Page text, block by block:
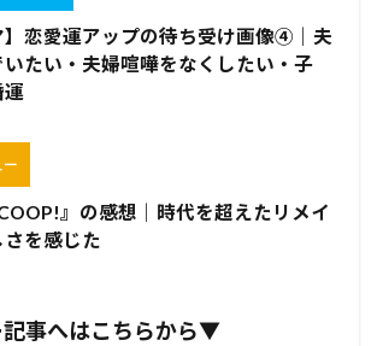
】恋愛運アップの待ち受け画像④｜夫
たい・夫婦喧嘩をなくしたい・子
運
ー
』の感想｜時代を超えたリメイ
を感じた
記事へはこちらから▼